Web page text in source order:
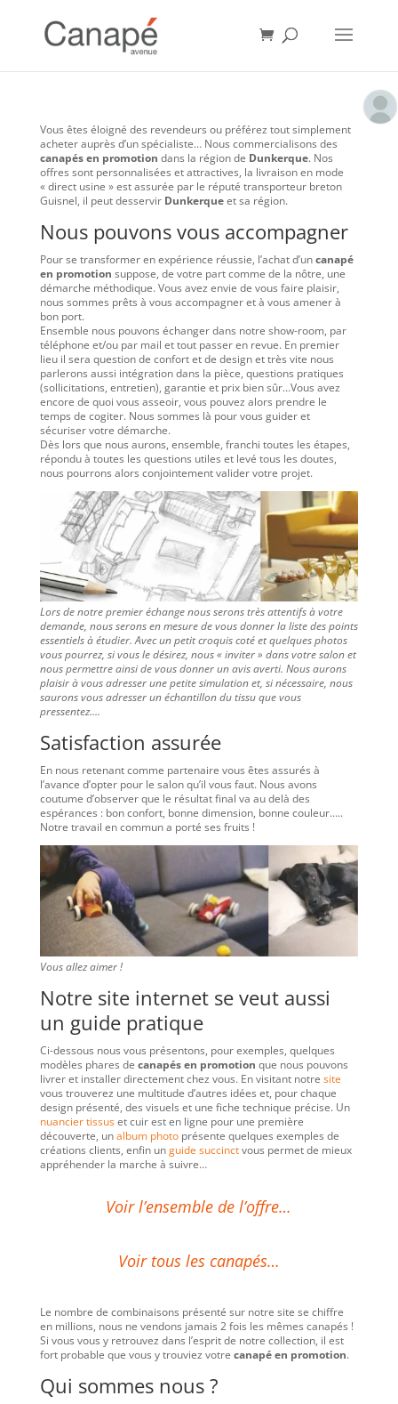
Vous êtes éloigné des revendeurs ou préférez tout simplement
acheter auprès d’un spécialiste… Nous commercialisons des
canapés en promotion dans la région de Dunkerque. Nos
offres sont personnalisées et attractives, la livraison en mode
« direct usine » est assurée par le réputé transporteur breton
Guisnel, il peut desservir Dunkerqueet sa région.
Nous pouvons vous accompagner
Pour se transformer en expérience réussie, l’achat d’uncanapé
en promotion suppose, de votre part comme de la nôtre, une
démarche méthodique. Vous avez envie de vous faire plaisir,
nous sommes prêts à vous accompagner et à vous amener à
bon port.
Ensemble nous pouvons échanger dans notre show-room, par
téléphone et/ou par mail et tout passer en revue. En premier
lieu il sera question de confort et de design et très vite nous
parlerons aussi intégration dans la pièce, questions pratiques
(sollicitations, entretien), garantie et prix bien sûr…Vous avez
encore de quoi vous asseoir, vous pouvez alors prendre le
temps de cogiter. Nous sommes là pour vous guider et
sécuriser votre démarche.
Dès lors que nous aurons, ensemble, franchi toutes les étapes,
répondu à toutes les questions utiles et levé tous les doutes,
nous pourrons alors conjointement valider votre projet.
Lors de notre premier échange nous serons très attentifs à votre
demande, nous serons en mesure de vous donner la liste des points
essentiels à étudier. Avec un petit croquis coté et quelques photos
vous pourrez, si vous le désirez, nous « inviter » dans votre salon et
nous permettre ainsi de vous donner un avis averti. Nous aurons
plaisir à vous adresser une petite simulation et, si nécessaire, nous
saurons vous adresser un échantillon du tissu que vous
pressentez….
Satisfaction assurée
En nous retenant comme partenaire vous êtes assurés à
l’avance d’opter pour le salon qu’il vous faut. Nous avons
coutume d’observer que le résultat final va au delà des
espérances : bon confort, bonne dimension, bonne couleur…..
Notre travail en commun a porté ses fruits !
Vous allez aimer !
Notre site internet se veut aussi
un guide pratique
Ci-dessous nous vous présentons, pour exemples, quelques
modèles phares de canapés en promotion que nous pouvons
livrer et installer directement chez vous. En visitant notre site
vous trouverez une multitude d’autres idées et, pour chaque
design présenté, des visuels et une fiche technique précise. Un
nuancier tissuset cuir est en ligne pour une première
découverte, unalbum photoprésente quelques exemples de
créations clients, enfin unguide succinctvous permet de mieux
appréhender la marche à suivre…
Voir l’ensemble de l’offre…
Voir tous les canapés…
Le nombre de combinaisons présenté sur notre site se chiffre
en millions, nous ne vendons jamais 2 fois les mêmes canapés !
Si vous vous y retrouvez dans l’esprit de notre collection, il est
fort probable que vous y trouviez votre canapé en promotion.
Qui sommes nous ?